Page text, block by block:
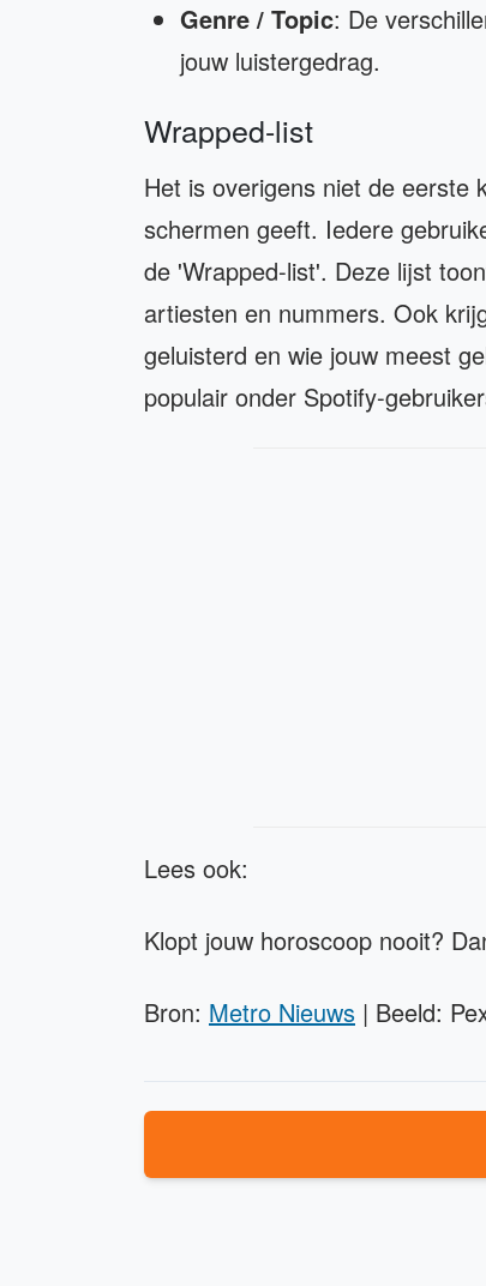
Genre / Topic: De
jouw luistergedrag.
Wrapped-list
Het is overigens niet de eerste
schermen geeft. Iedere
de 'Wrapped-list'. Deze lijst
artiesten en nummers. Ook
geluisterd en wie jouw meest
populair onder Spotify-
Lees ook:
Klopt jouw horoscoop nooit?
Bron: Metro Nieuws | Beeld: